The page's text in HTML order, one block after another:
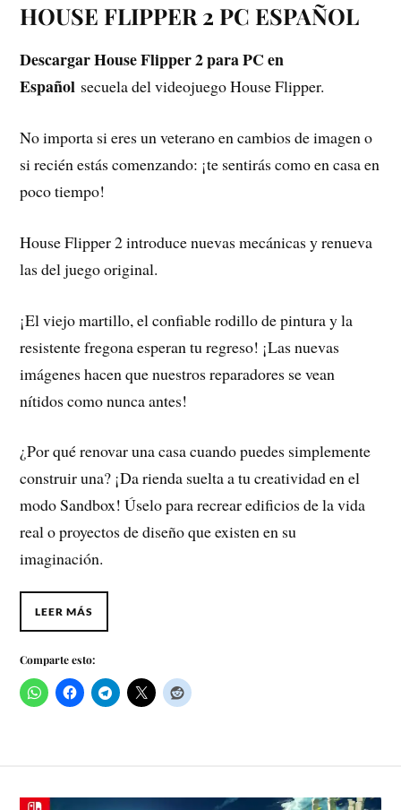
HOUSE FLIPPER 2 PC ESPAÑOL
Descargar House Flipper 2 para PC en
Español secuela del videojuego House Flipper.
No importa si eres un veterano en cambios de imagen o
si recién estás comenzando: ¡te sentirás como en casa en
poco tiempo!
House Flipper 2 introduce nuevas mecánicas y renueva
las del juego original.
¡El viejo martillo, el confiable rodillo de pintura y la
resistente fregona esperan tu regreso! ¡Las nuevas
imágenes hacen que nuestros reparadores se vean
nítidos como nunca antes!
¿Por qué renovar una casa cuando puedes simplemente
construir una? ¡Da rienda suelta a tu creatividad en el
modo Sandbox! Úselo para recrear edificios de la vida
real o proyectos de diseño que existen en su
imaginación.
LEER MÁS
Comparte esto: